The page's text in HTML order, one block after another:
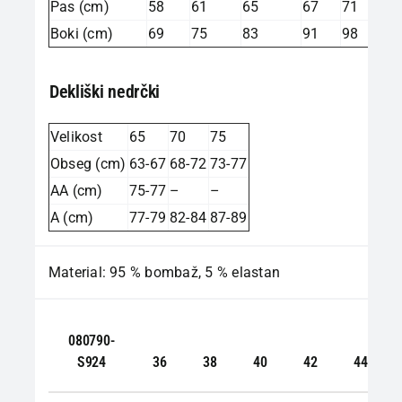
Pas (cm) 58 61 65 67
71
Boki (cm)
69 75 83 91 98
Dekliški nedrčki
Velikost 65 70
75
Obseg (cm) 63-67 68-72 73-77
AA (cm)
75-77 –
–
A (cm)
77-79 82-84 87-89
Material: 95 % bombaž, 5 % elastan
080790-
S924
36 38 40 42 44